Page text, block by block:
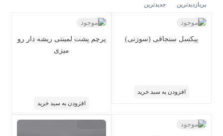
پربازدیدترین جدیدترین
پیکسل سنجاقی (سوزنی)
ناموجود
افزودن به سبد خرید
پرچم پشت لمینتی ریشه دار رو
میزی
ناموجود
افزودن به سبد خرید
ناموجود